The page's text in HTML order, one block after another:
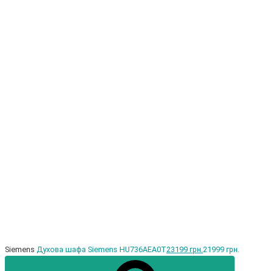
Siemens Духова шафа Siemens HU736AEA0T23199 грн.21999 грн.